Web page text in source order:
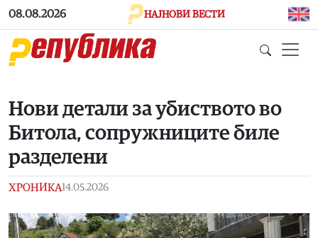
Skip to main content
08.08.2026 НАЈНОВИ ВЕСТИ
Нови детали за убиството во
Битола, сопружниците биле
разделени
ХРОНИКА14.05.2026